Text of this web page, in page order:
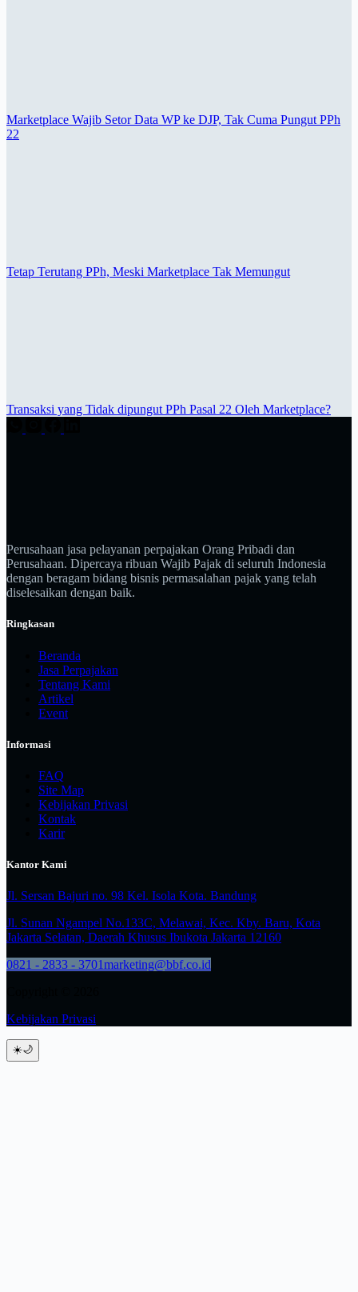
Marketplace Wajib Setor Data WP ke DJP, Tak Cuma Pungut PPh
22
Tetap Terutang PPh, Meski Marketplace Tak Memungut
Transaksi yang Tidak dipungut PPh Pasal 22 Oleh Marketplace?
Perusahaan jasa pelayanan perpajakan Orang Pribadi dan
Perusahaan. Dipercaya ribuan Wajib Pajak di seluruh Indonesia
dengan beragam bidang bisnis permasalahan pajak yang telah
diselesaikan dengan baik.
Ringkasan
Beranda
Jasa Perpajakan
Tentang Kami
Artikel
Event
Informasi
FAQ
Site Map
Kebijakan Privasi
Kontak
Karir
Kantor Kami
Jl. Sersan Bajuri no. 98 Kel. Isola Kota. Bandung
Jl. Sunan Ngampel No.133C, Melawai, Kec. Kby. Baru, Kota
Jakarta Selatan, Daerah Khusus Ibukota Jakarta 12160
0821 - 2833 - 3701marketing@bbf.co.id
Kebijakan Privasi
☀️🌙